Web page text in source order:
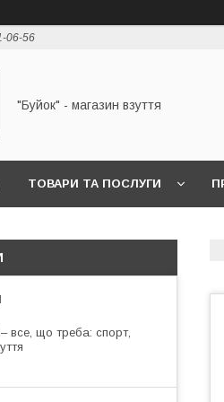
06-56
"Буйок" - магазин взуття
ТОВАРИ ТА ПОСЛУГИ
все, що треба: спорт,